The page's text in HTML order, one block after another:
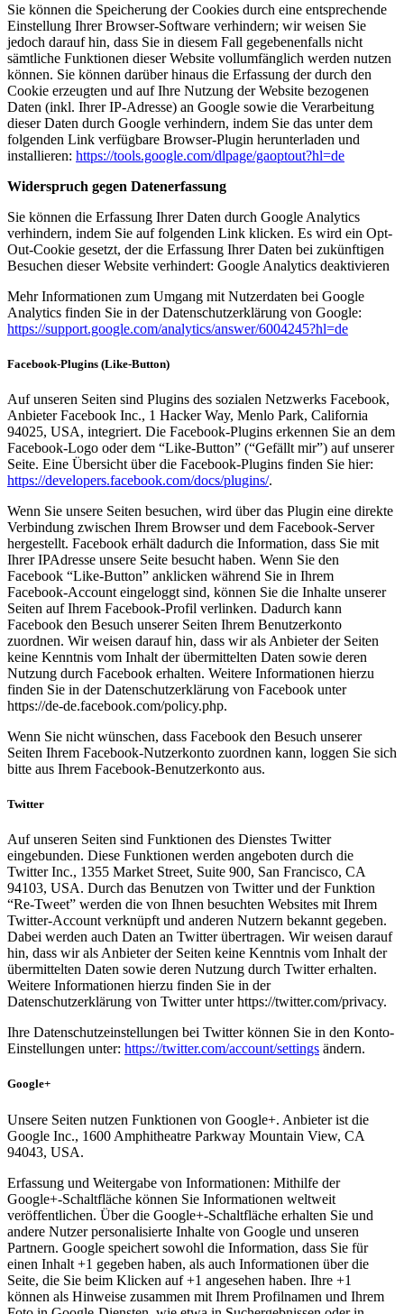
Sie können die Speicherung der Cookies durch eine entsprechende
Einstellung Ihrer Browser-Software verhindern; wir weisen Sie
jedoch darauf hin, dass Sie in diesem Fall gegebenenfalls nicht
sämtliche Funktionen dieser Website vollumfänglich werden nutzen
können. Sie können darüber hinaus die Erfassung der durch den
Cookie erzeugten und auf Ihre Nutzung der Website bezogenen
Daten (inkl. Ihrer IP-Adresse) an Google sowie die Verarbeitung
dieser Daten durch Google verhindern, indem Sie das unter dem
folgenden Link verfügbare Browser-Plugin herunterladen und
installieren: https://tools.google.com/dlpage/gaoptout?hl=de
Widerspruch gegen Datenerfassung
Sie können die Erfassung Ihrer Daten durch Google Analytics
verhindern, indem Sie auf folgenden Link klicken. Es wird ein Opt-
Out-Cookie gesetzt, der die Erfassung Ihrer Daten bei zukünftigen
Besuchen dieser Website verhindert: Google Analytics deaktivieren
Mehr Informationen zum Umgang mit Nutzerdaten bei Google
Analytics finden Sie in der Datenschutzerklärung von Google:
https://support.google.com/analytics/answer/6004245?hl=de
Facebook-Plugins (Like-Button)
Auf unseren Seiten sind Plugins des sozialen Netzwerks Facebook,
Anbieter Facebook Inc., 1 Hacker Way, Menlo Park, California
94025, USA, integriert. Die Facebook-Plugins erkennen Sie an dem
Facebook-Logo oder dem “Like-Button” (“Gefällt mir”) auf unserer
Seite. Eine Übersicht über die Facebook-Plugins finden Sie hier:
https://developers.facebook.com/docs/plugins/.
Wenn Sie unsere Seiten besuchen, wird über das Plugin eine direkte
Verbindung zwischen Ihrem Browser und dem Facebook-Server
hergestellt. Facebook erhält dadurch die Information, dass Sie mit
Ihrer IPAdresse unsere Seite besucht haben. Wenn Sie den
Facebook “Like-Button” anklicken während Sie in Ihrem
Facebook-Account eingeloggt sind, können Sie die Inhalte unserer
Seiten auf Ihrem Facebook-Profil verlinken. Dadurch kann
Facebook den Besuch unserer Seiten Ihrem Benutzerkonto
zuordnen. Wir weisen darauf hin, dass wir als Anbieter der Seiten
keine Kenntnis vom Inhalt der übermittelten Daten sowie deren
Nutzung durch Facebook erhalten. Weitere Informationen hierzu
finden Sie in der Datenschutzerklärung von Facebook unter
https://de-de.facebook.com/policy.php.
Wenn Sie nicht wünschen, dass Facebook den Besuch unserer
Seiten Ihrem Facebook-Nutzerkonto zuordnen kann, loggen Sie sich
bitte aus Ihrem Facebook-Benutzerkonto aus.
Twitter
Auf unseren Seiten sind Funktionen des Dienstes Twitter
eingebunden. Diese Funktionen werden angeboten durch die
Twitter Inc., 1355 Market Street, Suite 900, San Francisco, CA
94103, USA. Durch das Benutzen von Twitter und der Funktion
“Re-Tweet” werden die von Ihnen besuchten Websites mit Ihrem
Twitter-Account verknüpft und anderen Nutzern bekannt gegeben.
Dabei werden auch Daten an Twitter übertragen. Wir weisen darauf
hin, dass wir als Anbieter der Seiten keine Kenntnis vom Inhalt der
übermittelten Daten sowie deren Nutzung durch Twitter erhalten.
Weitere Informationen hierzu finden Sie in der
Datenschutzerklärung von Twitter unter https://twitter.com/privacy.
Ihre Datenschutzeinstellungen bei Twitter können Sie in den Konto-
Einstellungen unter: https://twitter.com/account/settings ändern.
Google+
Unsere Seiten nutzen Funktionen von Google+. Anbieter ist die
Google Inc., 1600 Amphitheatre Parkway Mountain View, CA
94043, USA.
Erfassung und Weitergabe von Informationen: Mithilfe der
Google+-Schaltfläche können Sie Informationen weltweit
veröffentlichen. Über die Google+-Schaltfläche erhalten Sie und
andere Nutzer personalisierte Inhalte von Google und unseren
Partnern. Google speichert sowohl die Information, dass Sie für
einen Inhalt +1 gegeben haben, als auch Informationen über die
Seite, die Sie beim Klicken auf +1 angesehen haben. Ihre +1
können als Hinweise zusammen mit Ihrem Profilnamen und Ihrem